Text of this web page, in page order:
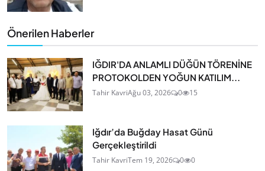
Önerilen Haberler
IĞDIR'DA ANLAMLI DÜĞÜN TÖRENİNE
PROTOKOLDEN YOĞUN KATILIM...
Tahir KavriAğu 03, 2026 0 15
Iğdır’da Buğday Hasat Günü
Gerçekleştirildi
Tahir KavriTem 19, 2026 0 0